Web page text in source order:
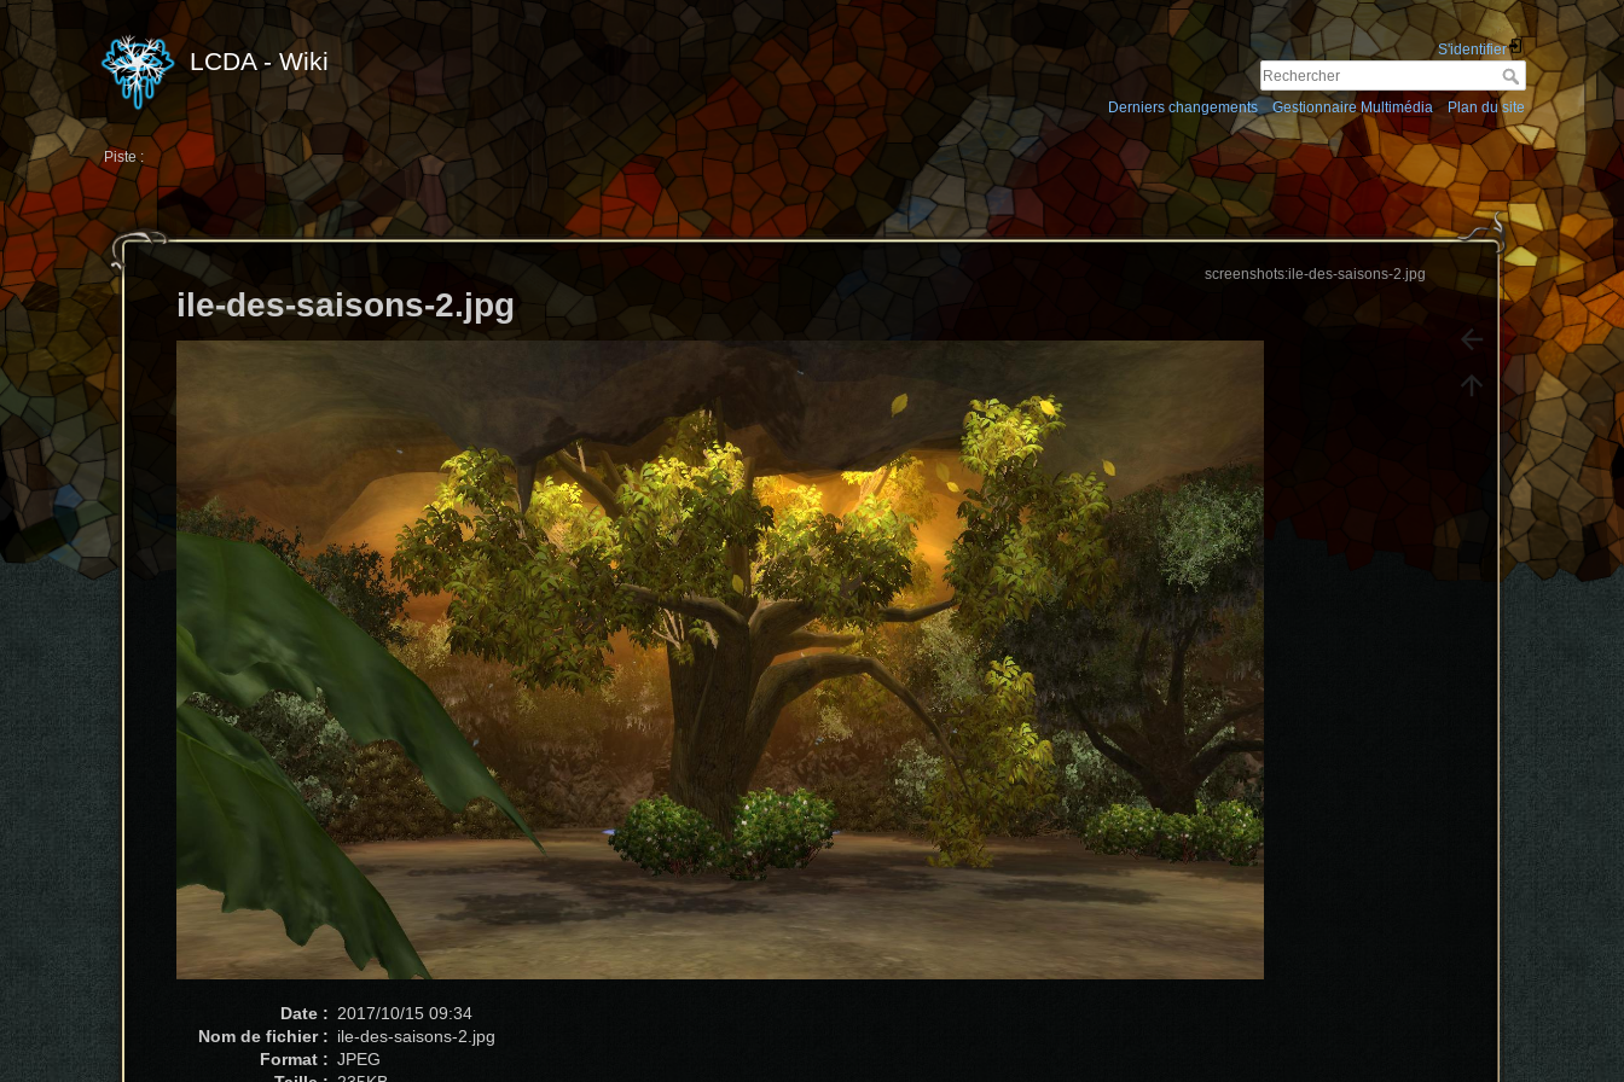
LCDA - Wiki S'identifier
Derniers changements Gestionnaire Multimédia Plan du site
Piste :
screenshots:ile-des-saisons-2.jpg
ile-des-saisons-2.jpg
Date : 2017/10/15 09:34
Nom de fichier : ile-des-saisons-2.jpg
Format : JPEG